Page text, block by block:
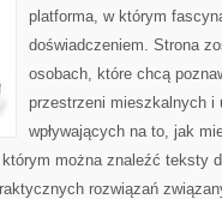
platforma, w którym
doświadczeniem. Strona
osobach, które chcą
przestrzeni mieszkalnych i
wpływających na to, jak
można znaleźć teksty
rozwiązań